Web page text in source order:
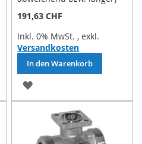
191,63 CHF
Inkl. 0% MwSt. , exkl.
Versandkosten
In den Warenkorb
ZUR
WUNSCHLISTE
HINZUFÜGEN